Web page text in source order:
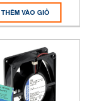
THÊM VÀO GIỎ